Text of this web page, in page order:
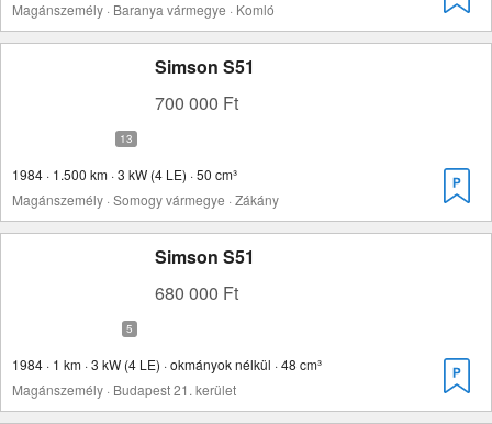
Magánszemély · Baranya vármegye · Komló
Simson S51
700 000 Ft
1984 · 1.500 km · 3 kW (4 LE) · 50 cm³
Magánszemély · Somogy vármegye · Zákány
Simson S51
680 000 Ft
1984 · 1 km · 3 kW (4 LE) · okmányok nélkül · 48 cm³
Magánszemély · Budapest 21. kerület